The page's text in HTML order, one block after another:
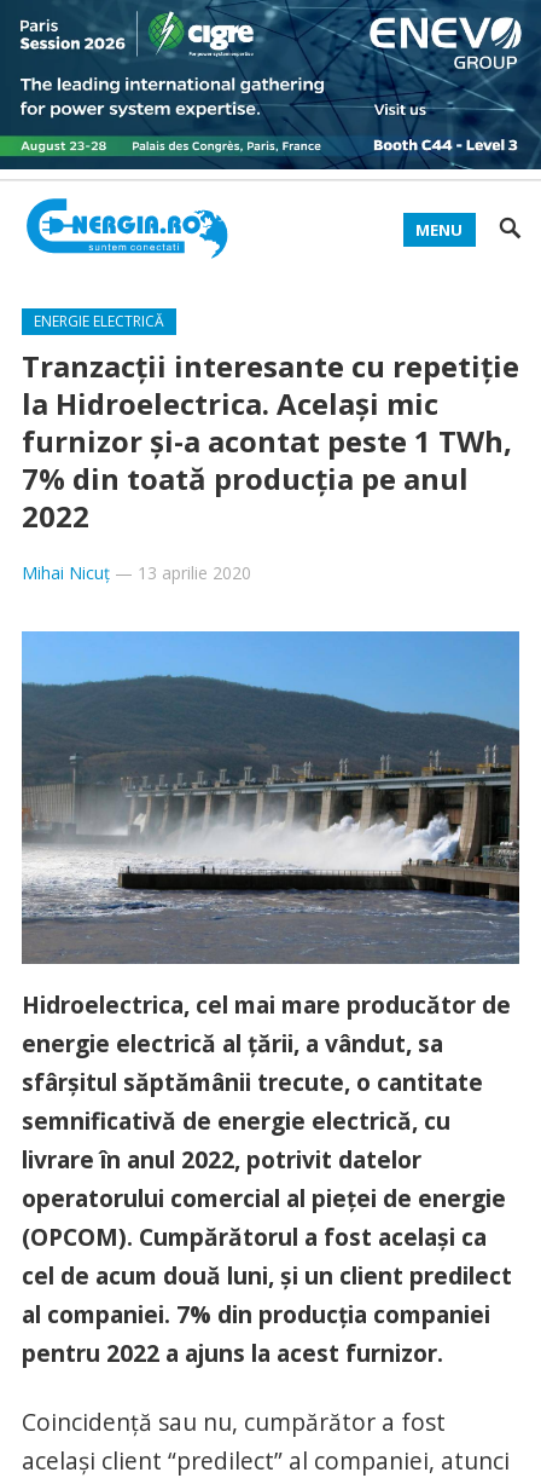
MENU
ENERGIE ELECTRICĂ
Tranzacții interesante cu repetiție
la Hidroelectrica. Același mic
furnizor și-a acontat peste 1 TWh,
7% din toată producția pe anul
2022
Mihai Nicuț— 13 aprilie 2020
Hidroelectrica, cel mai mare producător de
energie electrică al țării, a vândut, sa
sfârșitul săptămânii trecute, o cantitate
semnificativă de energie electrică, cu
livrare în anul 2022, potrivit datelor
operatorului comercial al pieței de energie
(OPCOM). Cumpărătorul a fost același ca
cel de acum două luni, și un client predilect
al companiei. 7% din producția companiei
pentru 2022 a ajuns la acest furnizor.
Coincidență sau nu, cumpărător a fost
același client “predilect” al companiei, atunci